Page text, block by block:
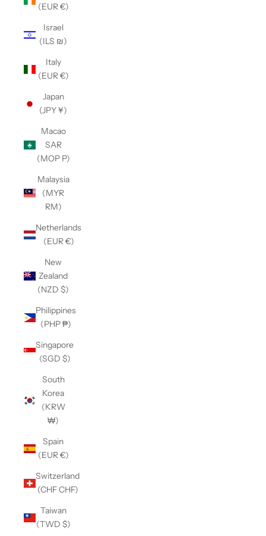
(EUR €)
Israel
(ILS ₪)
Italy
(EUR €)
Japan
(JPY ¥)
Macao
SAR
(MOP P)
Malaysia
(MYR
RM)
Netherlands
(EUR €)
New
Zealand
(NZD $)
Philippines
(PHP ₱)
Singapore
(SGD $)
South
Korea
(KRW
₩)
Spain
(EUR €)
Switzerland
(CHF CHF)
Taiwan
(TWD $)